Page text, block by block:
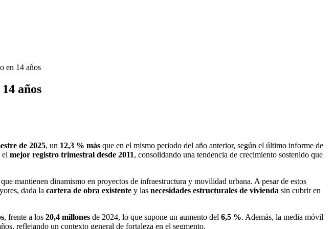
en 14 años
años
de 2025, un 12,3 % más que en el mismo periodo del año anterior, según el último informe de
el mejor registro trimestral desde 2011, consolidando una tendencia de crecimiento sostenido que
que mantienen dinamismo en proyectos de infraestructura y movilidad urbana. A pesar de estos
dada la cartera de obra existente y las necesidades estructurales de vivienda sin cubrir en
, frente a los 20,4 millones de 2024, lo que supone un aumento del 6,5 %. Además, la media móvil
reflejando un contexto general de fortaleza en el segmento.